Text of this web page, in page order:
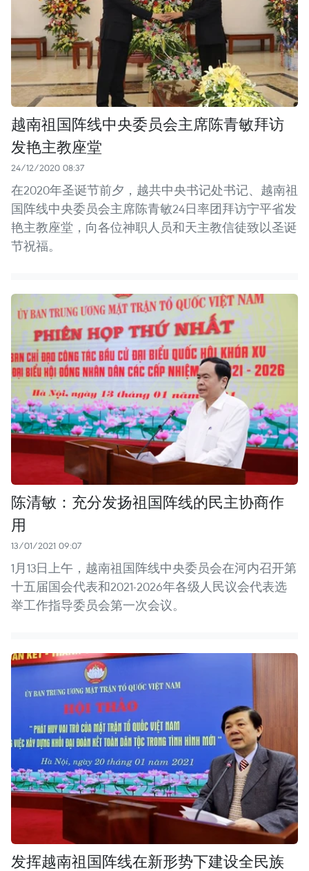
越南祖国阵线中央委员会主席陈青敏拜访
发艳主教座堂
24/12/2020 08:37
在2020年圣诞节前夕，越共中央书记处书记、越南祖
国阵线中央委员会主席陈青敏24日率团拜访宁平省发
艳主教座堂，向各位神职人员和天主教信徒致以圣诞
节祝福。
陈清敏：充分发扬祖国阵线的民主协商作
用
13/01/2021 09:07
1月13日上午，越南祖国阵线中央委员会在河内召开第
十五届国会代表和2021-2026年各级人民议会代表选
举工作指导委员会第一次会议。
发挥越南祖国阵线在新形势下建设全民族